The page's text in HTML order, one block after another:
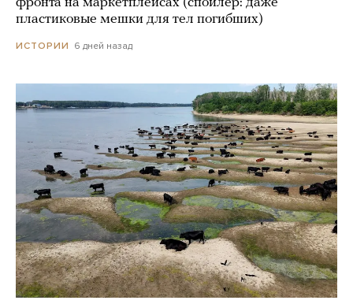
пластиковые мешки для тел погибших)
ИСТОРИИ 6 дней назад